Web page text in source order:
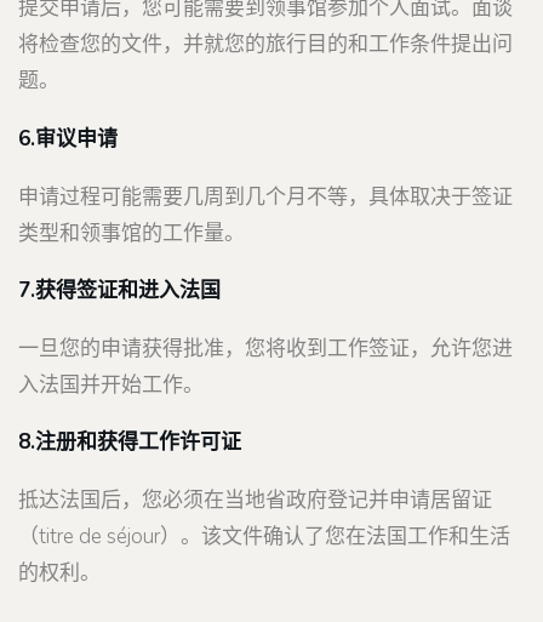
提交申请后，您可能需要到领事馆参加个人面试。面谈
将检查您的文件，并就您的旅行目的和工作条件提出问
题。
6.审议申请
申请过程可能需要几周到几个月不等，具体取决于签证
类型和领事馆的工作量。
7.获得签证和进入法国
一旦您的申请获得批准，您将收到工作签证，允许您进
入法国并开始工作。
8.注册和获得工作许可证
抵达法国后，您必须在当地省政府登记并申请居留证
（titre de séjour）。该文件确认了您在法国工作和生活
的权利。